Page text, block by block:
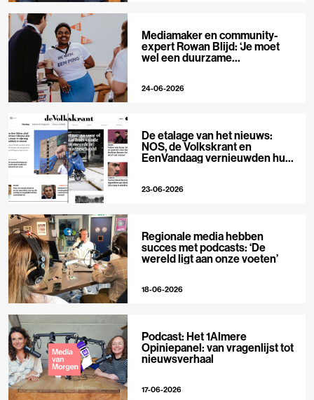
Mediamaker en community-
expert Rowan Blijd: ‘Je moet
wel een duurzame
24-06-2026
De etalage van het nieuws:
NOS, de Volkskrant en
EenVandaag vernieuwden hun
23-06-2026
Regionale media hebben
succes met podcasts: ‘De
wereld ligt aan onze voeten’
18-06-2026
Podcast: Het 1Almere
Opiniepanel: van vragenlijst tot
nieuwsverhaal
17-06-2026